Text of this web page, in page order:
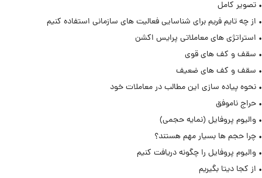
• تصویر کامل
• از چه تایم فریم برای شناسایی فعالیت های سازمانی استفاده کنیم
• استراتژی های معاملاتی پرایس اکشن
• سقف و کف های قوی
• سقف و کف های ضعیف
• نحوه پیاده سازی این مطالب در معاملات خود
• حراج ناموفق
• والیوم پروفایل (نمایه حجمی)
• چرا حجم ها بسیار مهم هستند؟
• والیوم پروفایل را چگونه دریافت کنیم
• از کجا دیتا بگیریم